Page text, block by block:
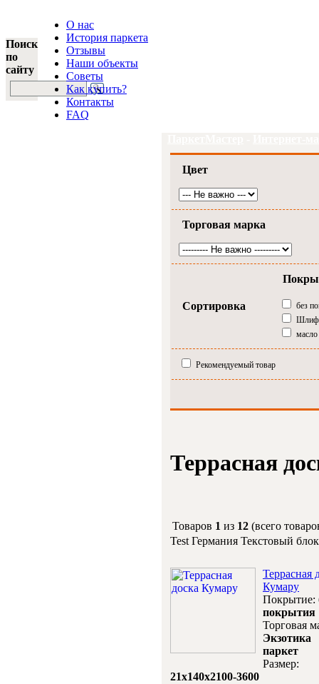
Поиск
по
сайту
О нас
История паркета
Отзывы
Наши объекты
Советы
Как купить?
Контакты
FAQ
Цвет
Торговая марка
Сортировка
без
масло
Рекомендуемый товар
Террасная
Товаров 1 из 12 (всего
Test Германия Текстовый
Террасная
Кумару
Покрытие:
покрытия
Торговая
Экзотика
паркет
Размер:
21х140х2100-3600